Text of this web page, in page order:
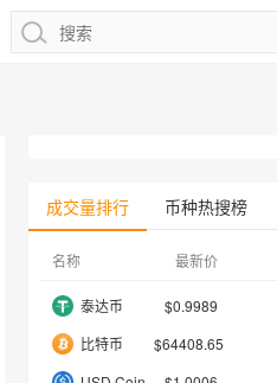
成交量排行 币种热搜榜
名称 最新价
泰达币 $0.9989
比特币
$64408.65